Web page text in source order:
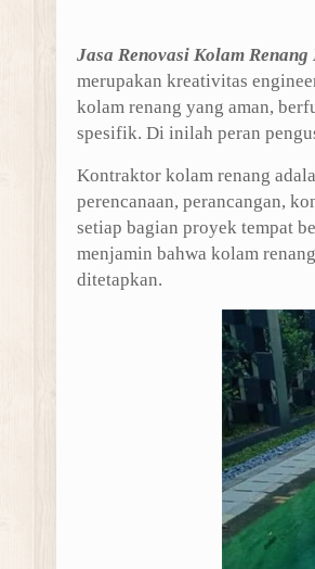
Jasa Renovasi Kolam
merupakan kreativitas
kolam renang yang aman,
spesifik. Di inilah peran
Kontraktor kolam renang
perencanaan, perancangan,
setiap bagian proyek tempat
menjamin bahwa kolam
ditetapkan.